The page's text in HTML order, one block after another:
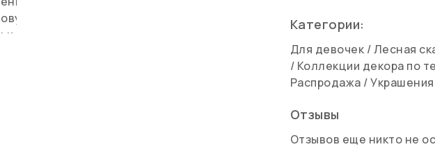
Категории:
Для девочек /Лесная
/ Коллекции декора по
Распродажа /
Отзывы
Отзывов еще никто не